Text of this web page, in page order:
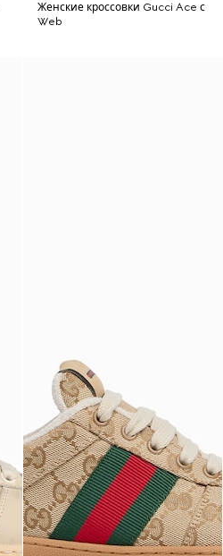
Женские кроссовки Gucci Ace с
Web